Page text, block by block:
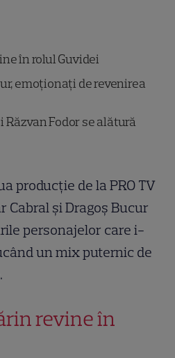
în rolul Guvidei
emoționați de revenirea
Fodor se alătură
producție de la PRO TV
Cabral și Dragoș Bucur
personajelor care i-
un mix puternic de
revine în